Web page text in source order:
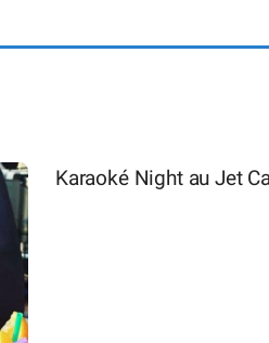
Karaoké Night au Jet